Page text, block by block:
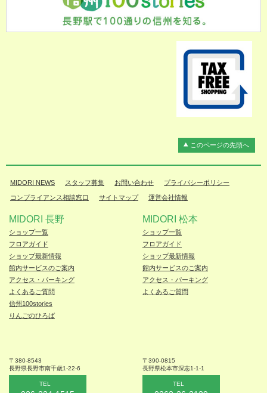
このページの先頭へ
MIDORI NEWS スタッフ募集 お問い合わせ プライバシーポリシー
コンプライアンス相談窓口 サイトマップ 運営会社情報
MIDORI 長野
ショップ一覧
フロアガイド
ショップ最新情報
館内サービスのご案内
アクセス・パーキング
よくあるご質問
信州100stories
りんごのひろば
〒380-8543
長野県長野市南千歳1-22-6
TEL
MIDORI 松本
ショップ一覧
フロアガイド
ショップ最新情報
館内サービスのご案内
アクセス・パーキング
よくあるご質問
〒390-0815
長野県松本市深志1-1-1
TEL